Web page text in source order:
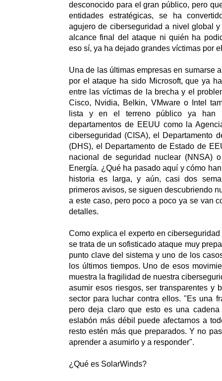
desconocido para el gran público, pero
entidades estratégicas, se ha
agujero de ciberseguridad a nivel global
alcance final del ataque ni quién ha
eso sí, ya ha dejado grandes víctimas por
Una de las últimas empresas en sumarse
por el ataque ha sido Microsoft, que ya
entre las víctimas de la brecha y el
Cisco, Nvidia, Belkin, VMware o Intel
lista y en el terreno público ya han
departamentos de EEUU como la
ciberseguridad (CISA), el Departamento
(DHS), el Departamento de Estado de
nacional de seguridad nuclear (NNSA)
Energía. ¿Qué ha pasado aquí y cómo
historia es larga, y aún, casi dos
primeros avisos, se siguen descubriendo
a este caso, pero poco a poco ya se van
detalles.
Como explica el experto en
se trata de un sofisticado ataque muy
punto clave del sistema y uno de los
los últimos tiempos. Uno de esos
muestra la fragilidad de nuestra
asumir esos riesgos, ser transparentes y
sector para luchar contra ellos. "Es una
pero deja claro que esto es una
eslabón más débil puede afectarnos a
resto estén más que preparados. Y no
aprender a asumirlo y a responder".
¿Qué es SolarWinds?